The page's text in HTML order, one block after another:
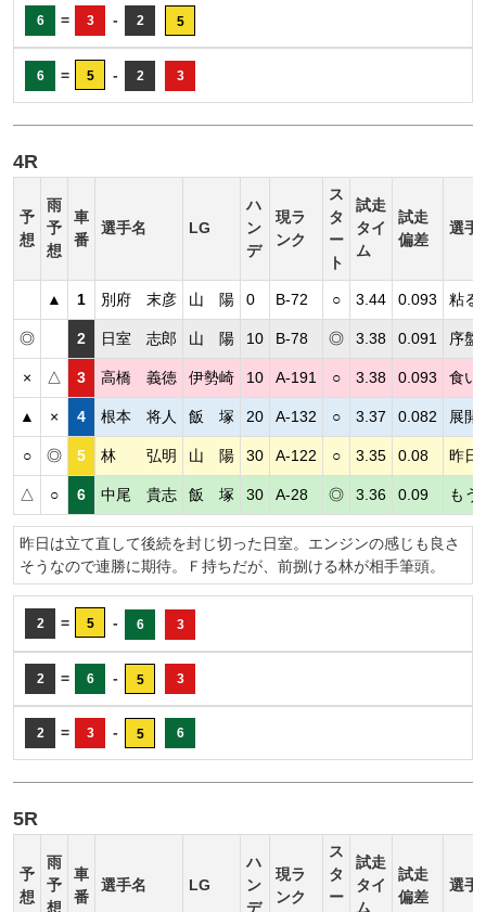
6 = 3 - 2 5
6 = 5 - 2 3
4R
予
想
雨
予
想
車
番
選手名 LG
ハ
ン
デ
現ラ
ンク
ス
タ
ー
ト
試走
タイ
ム
試走
偏差
選手
▲ 1 別府 末彦 山 陽 0 B-72 ○ 3.44 0.093 粘る
◎ 2 日室 志郎 山 陽 10 B-78 ◎ 3.38 0.091 序盤
× △ 3 高橋 義徳 伊勢崎 10 A-191 ○ 3.38 0.093 食い
▲ × 4 根本 将人 飯 塚 20 A-132 ○ 3.37 0.082 展開
○ ◎ 5 林 弘明 山 陽 30 A-122 ○ 3.35 0.08 昨日
△ ○ 6 中尾 貴志 飯 塚 30 A-28 ◎ 3.36 0.09 もう
昨日は立て直して後続を封じ切った日室。エンジンの感じも良さ
そうなので連勝に期待。Ｆ持ちだが、前捌ける林が相手筆頭。
2 = 5 - 6 3
2 = 6 - 5 3
2 = 3 - 5 6
5R
予
想
雨
予
想
車
番
選手名 LG
ハ
ン
デ
現ラ
ンク
ス
タ
ー
試走
タイ
ム
試走
偏差
選手